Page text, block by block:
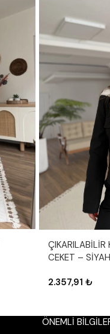
ÇIKARILABİLİR
CEKET – SİYAH
2.357,91 ₺
ÖNEMLİ